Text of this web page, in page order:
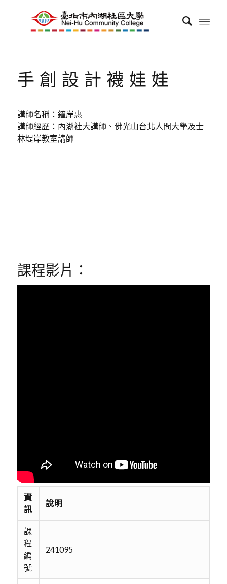
手創設計襪娃娃
講師名稱：鐘岸惠
講師經歷：內湖社大講師、佛光山台北人間大學及士
林堤岸教室講師
課程影片：
資
訊
說明
課
程
編
號
241095